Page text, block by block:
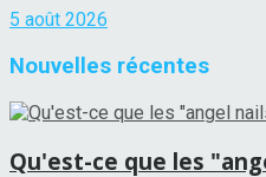
5 août 2026
Nouvelles récentes
Qu'est-ce que les